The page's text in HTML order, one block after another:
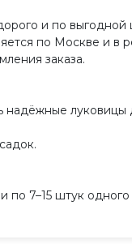
и по
по Москве и в
заказа.
луковицы
7–15 штук одного